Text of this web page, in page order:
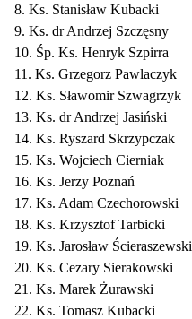
8. Ks. Stanisław Kubacki
9. Ks. dr Andrzej Szczęsny
10. Śp. Ks. Henryk Szpirra
11. Ks. Grzegorz Pawlaczyk
12. Ks. Sławomir Szwagrzyk
13. Ks. dr Andrzej Jasiński
14. Ks. Ryszard Skrzypczak
15. Ks. Wojciech Cierniak
16. Ks. Jerzy Poznań
17. Ks. Adam Czechorowski
18. Ks. Krzysztof Tarbicki
19. Ks. Jarosław Ścieraszewski
20. Ks. Cezary Sierakowski
21. Ks. Marek Żurawski
22. Ks. Tomasz Kubacki